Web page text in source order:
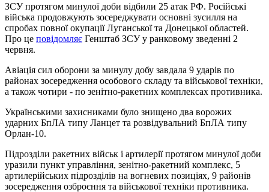
ЗСУ протягом минулої доби відбили 25 атак РФ. Російські
війська продовжують зосереджувати основні зусилля на
спробах повної окупації Луганської та Донецької областей.
Про це повідомляє Генштаб ЗСУ у ранковому зведенні 2
червня.
Авіація сил оборони за минулу добу завдала 9 ударів по
районах зосередження особового складу та військової техніки,
а також чотири - по зенітно-ракетних комплексах противника.
Українськими захисниками було знищено два ворожих
ударних БпЛА типу Ланцет та розвідувальний БпЛА типу
Орлан-10.
Підрозділи ракетних військ і артилерії протягом минулої доби
уразили пункт управління, зенітно-ракетний комплекс, 5
артилерійських підрозділів на вогневих позиціях, 9 районів
зосередження озброєння та військової техніки противника.